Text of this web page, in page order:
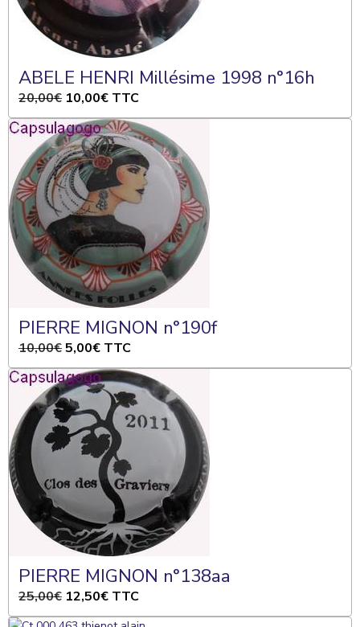
ABELE HENRI Millésime 1998 n°16h
20,00€ 10,00€ TTC
PIERRE MIGNON n°190f
10,00€5,00€ TTC
PIERRE MIGNON n°138aa
25,00€ 12,50€ TTC